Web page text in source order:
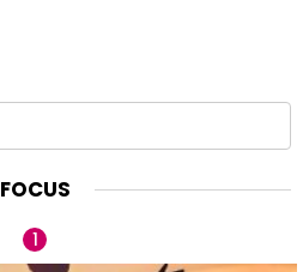
FOCUS